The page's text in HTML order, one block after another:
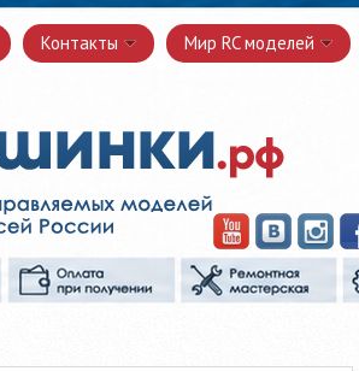
Контакты Мир RC моделей